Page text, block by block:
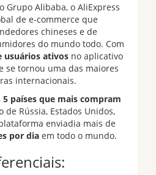
Grupo Alibaba, o AliExpress
de e-commerce que
chineses e de
do mundo todo. Com
usuários ativos no aplicativo
se tornou uma das maiores
internacionais.
5 países que mais compram
de Rússia, Estados Unidos,
enviadia mais de
por dia em todo o mundo.